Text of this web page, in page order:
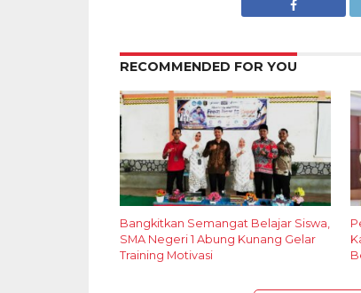
RECOMMENDED FOR YOU
Bangkitkan Semangat Belajar Siswa,
SMA Negeri 1 Abung Kunang Gelar
Training Motivasi